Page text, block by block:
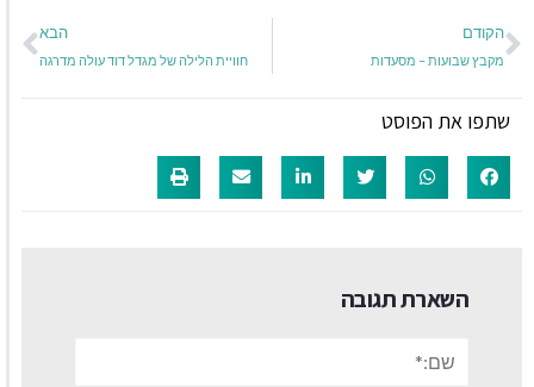
הקודם
מקבץ שבועות – מסעדות
הבא
חוויית הלילה של מגדל דוד עולה מדרגה
שתפו את הפוסט
השארת תגובה